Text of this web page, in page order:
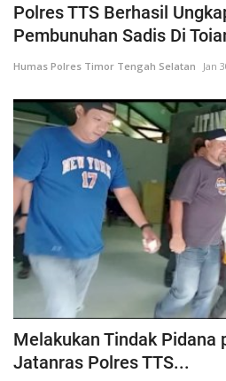
Polres TTS Berhasil
Pembunuhan Sadis Di
Humas Polres Timor Tengah Selatan Jan
Melakukan Tindak Pidana
Jatanras Polres TTS...